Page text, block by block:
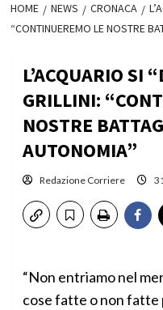
HOME NEWS CRONACA
“CONTINUEREMO LE NOSTRE
L’ACQUARIO SI
GRILLINI:
NOSTRE
AUTONOMIA”
Redazione Corriere
“Non entriamo nel
cose fatte o non